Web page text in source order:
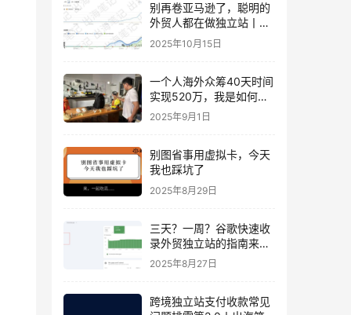
别再卷亚马逊了，聪明的
外贸人都在做独立站丨出
海笔记
2025年10月15日
一个人海外众筹40天时间
实现520万，我是如何做
到的？丨出海笔记
2025年9月1日
别图省事用虚拟卡，今天
我也踩坑了
2025年8月29日
三天？一周？谷歌快速收
录外贸独立站的指南来
了！丨出海笔记
2025年8月27日
跨境独立站支付收款常见